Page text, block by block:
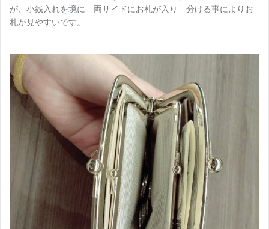
が、小銭入れを境に 両サイドにお札が入り 分ける事によりお
札が見やすいです。